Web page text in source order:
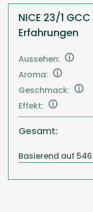
NICE 23/1
Erfahrungen
Aussehen: i
Aroma: i
Geschmack: i
Effekt: i
Gesamt:
Basierend auf